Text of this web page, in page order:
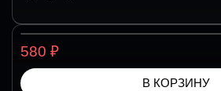
580 ₽
В КОРЗИНУ